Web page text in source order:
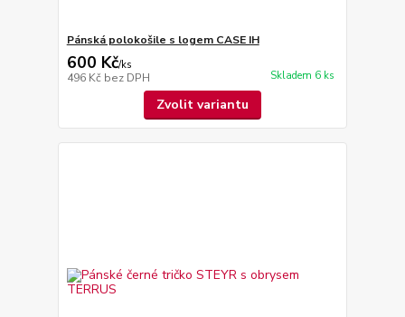
Pánská polokošile s logem CASE IH
600 Kč/ks
496 Kč bez DPH Skladem 6 ks
Zvolit variantu